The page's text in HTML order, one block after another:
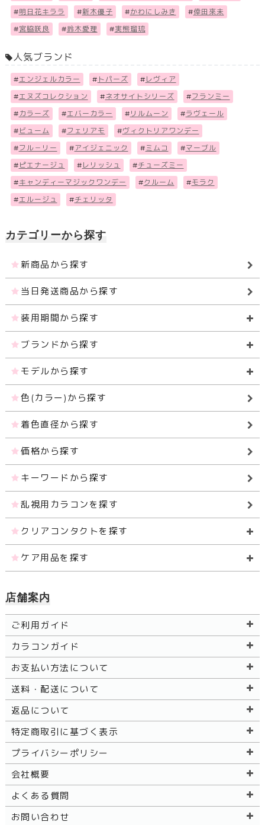
#明日花キララ #新木優子 #かわにしみき #倖田來未
#宮脇咲良 #鈴木愛理 #実熊瑠琉
人気ブランド
#エンジェルカラー # トパーズ # レヴィア
#エヌズコレクション #ネオサイトシリーズ #フランミー
# カラーズ #エバーカラー # リルムーン #ラヴェール
# ビューム #フェリアモ #ヴィクトリアワンデー
#フル－リー #アイジェニック #ミムコ #マーブル
# ピエナージュ # レリッシュ #チューズミー
#キャンディーマジックワンデー #クルーム #モラク
#エルージュ #チェリッタ
カテゴリーから探す
新商品から探す
当日発送商品から探す
装用期間から探す
ブランドから探す
モデルから探す
色(カラー)から探す
着色直径から探す
価格から探す
キーワードから探す
乱視用カラコンを探す
クリアコンタクトを探す
ケア用品を探す
店舗案内
ご利用ガイド
カラコンガイド
お支払い方法について
送料・配送について
返品について
特定商取引に基づく表示
プライバシーポリシー
会社概要
よくある質問
お問い合わせ